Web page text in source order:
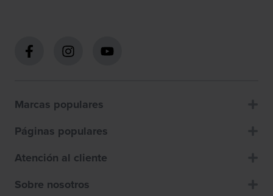
Marcas populares
Páginas populares
Atención al cliente
Sobre nosotros